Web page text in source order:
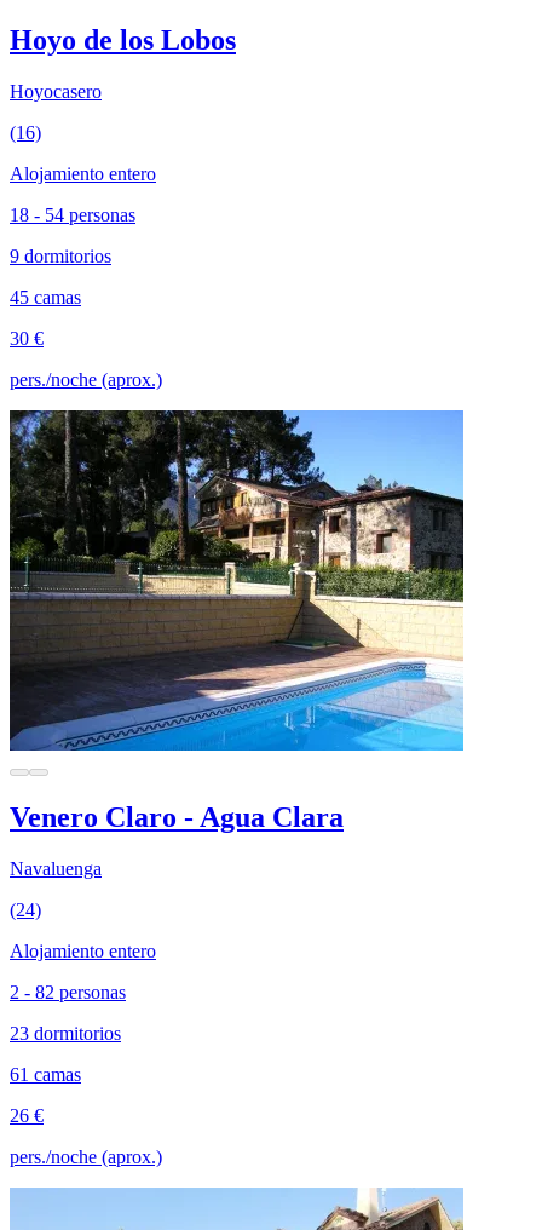
Hoyo de los Lobos
Hoyocasero
(16)
Alojamiento entero
18 - 54 personas
9 dormitorios
45 camas
30 €
pers./noche (aprox.)
Venero Claro - Agua Clara
Navaluenga
(24)
Alojamiento entero
2 - 82 personas
23 dormitorios
61 camas
26 €
pers./noche (aprox.)